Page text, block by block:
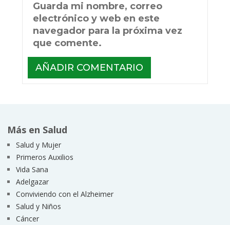
Guarda mi nombre, correo
electrónico y web en este
navegador para la próxima vez
que comente.
Más en Salud
Salud y Mujer
Primeros Auxilios
Vida Sana
Adelgazar
Conviviendo con el Alzheimer
Salud y Niños
Cáncer